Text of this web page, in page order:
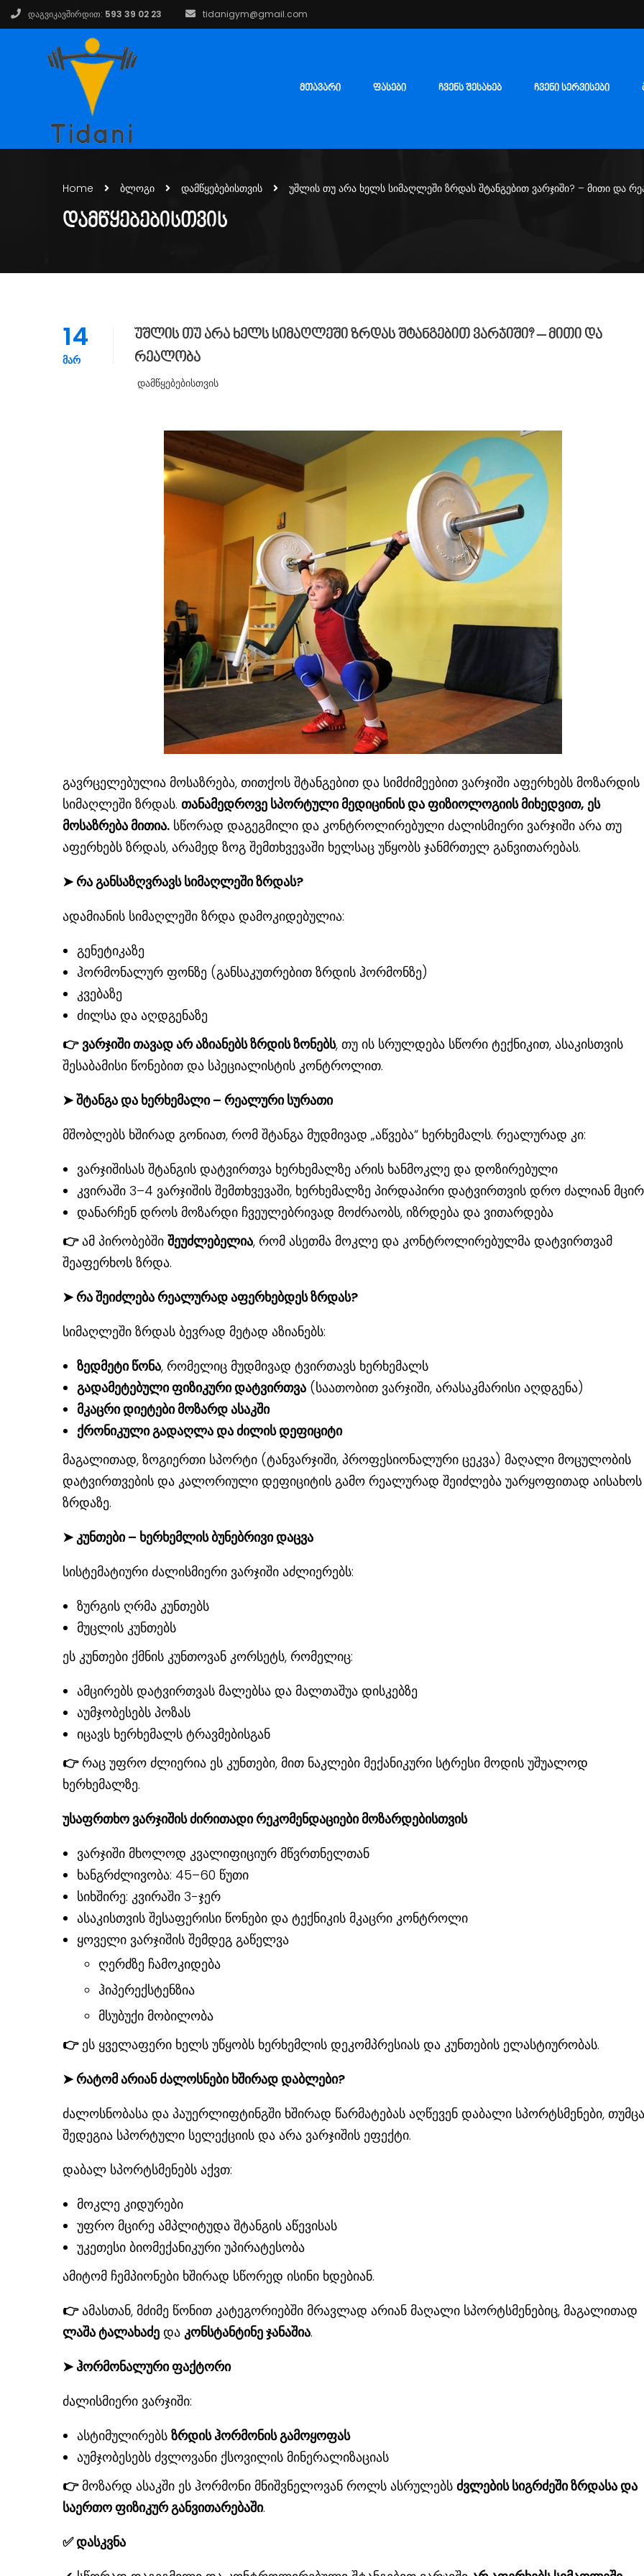
დაგვიკავშირდით: 593 39 02 23 tidanigym@gmail.com
ᲛᲗᲐᲕᲐᲠᲘ ᲤᲐᲡᲔᲑᲘ ᲩᲕᲔᲜᲡ ᲨᲔᲡᲐᲮᲔᲑ ᲩᲕᲔᲜᲘ ᲡᲔᲠᲕᲘᲡᲔᲑᲘ
Home ბლოგი დამწყებებისთვის უშლის თუ არა ხელს სიმაღლეში ზრდას შტანგებით ვარჯიში? – მითი და
ᲓᲐᲛᲬᲧᲔᲑᲔᲑᲘᲡᲗᲕᲘᲡ
14
ᲛᲐᲠ
უშლის თუ არა ხელს სიმაღლეში ზრდას შტანგებით ვარჯიში? – მითი და
რეალობა
Დამწყებებისთვის
გავრცელებულია მოსაზრება, თითქოს შტანგებით და სიმძიმეებით ვარჯიში აფერხებს მოზარდის
სიმაღლეში ზრდას. თანამედროვე სპორტული მედიცინის და ფიზიოლოგიის მიხედვით, ეს
მოსაზრება მითია. სწორად დაგეგმილი და კონტროლირებული ძალისმიერი ვარჯიში არა თუ
აფერხებს ზრდას, არამედ ზოგ შემთხვევაში ხელსაც უწყობს ჯანმრთელ განვითარებას.
➤ რა განსაზღვრავს სიმაღლეში ზრდას?
ადამიანის სიმაღლეში ზრდა დამოკიდებულია:
გენეტიკაზე
ჰორმონალურ ფონზე (განსაკუთრებით ზრდის ჰორმონზე)
კვებაზე
ძილსა და აღდგენაზე
👉 ვარჯიში თავად არ აზიანებს ზრდის ზონებს, თუ ის სრულდება სწორი ტექნიკით, ასაკისთვის
შესაბამისი წონებით და სპეციალისტის კონტროლით.
➤ შტანგა და ხერხემალი – რეალური სურათი
მშობლებს ხშირად გონიათ, რომ შტანგა მუდმივად „აწვება“ ხერხემალს. რეალურად კი:
ვარჯიშისას შტანგის დატვირთვა ხერხემალზე არის ხანმოკლე და დოზირებული
კვირაში 3–4 ვარჯიშის შემთხვევაში, ხერხემალზე პირდაპირი დატვირთვის დრო ძალიან
დანარჩენ დროს მოზარდი ჩვეულებრივად მოძრაობს, იზრდება და ვითარდება
👉ამ პირობებში შეუძლებელია, რომ ასეთმა მოკლე და კონტროლირებულმა დატვირთვამ
შეაფერხოს ზრდა.
➤ რა შეიძლება რეალურად აფერხებდეს ზრდას?
სიმაღლეში ზრდას ბევრად მეტად აზიანებს:
ზედმეტი წონა, რომელიც მუდმივად ტვირთავს ხერხემალს
გადამეტებული ფიზიკური დატვირთვა (საათობით ვარჯიში, არასაკმარისი აღდგენა)
მკაცრი დიეტები მოზარდ ასაკში
ქრონიკული გადაღლა და ძილის დეფიციტი
მაგალითად, ზოგიერთი სპორტი (ტანვარჯიში, პროფესიონალური ცეკვა) მაღალი მოცულობის
დატვირთვების და კალორიული დეფიციტის გამო რეალურად შეიძლება უარყოფითად აისახოს
ზრდაზე.
➤ კუნთები – ხერხემლის ბუნებრივი დაცვა
სისტემატიური ძალისმიერი ვარჯიში აძლიერებს:
ზურგის ღრმა კუნთებს
მუცლის კუნთებს
ეს კუნთები ქმნის კუნთოვან კორსეტს, რომელიც:
ამცირებს დატვირთვას მალებსა და მალთაშუა დისკებზე
აუმჯობესებს პოზას
იცავს ხერხემალს ტრავმებისგან
👉რაც უფრო ძლიერია ეს კუნთები, მით ნაკლები მექანიკური სტრესი მოდის უშუალოდ
ხერხემალზე.
უსაფრთხო ვარჯიშის ძირითადი რეკომენდაციები მოზარდებისთვის
ვარჯიში მხოლოდ კვალიფიციურ მწვრთნელთან
ხანგრძლივობა: 45–60 წუთი
სიხშირე: კვირაში 3-ჯერ
ასაკისთვის შესაფერისი წონები და ტექნიკის მკაცრი კონტროლი
ყოველი ვარჯიშის შემდეგ გაწელვა
ღერძზე ჩამოკიდება
ჰიპერექსტენზია
მსუბუქი მობილობა
👉ეს ყველაფერი ხელს უწყობს ხერხემლის დეკომპრესიას და კუნთების ელასტიურობას.
➤ რატომ არიან ძალოსნები ხშირად დაბლები?
ძალოსნობასა და პაუერლიფტინგში ხშირად წარმატებას აღწევენ დაბალი სპორტსმენები,
შედეგია სპორტული სელექციის და არა ვარჯიშის ეფექტი.
დაბალ სპორტსმენებს აქვთ:
მოკლე კიდურები
უფრო მცირე ამპლიტუდა შტანგის აწევისას
უკეთესი ბიომექანიკური უპირატესობა
ამიტომ ჩემპიონები ხშირად სწორედ ისინი ხდებიან.
👉ამასთან, მძიმე წონით კატეგორიებში მრავლად არიან მაღალი სპორტსმენებიც, მაგალითად
ლაშა ტალახაძე და კონსტანტინე ჯანაშია.
➤ ჰორმონალური ფაქტორი
ძალისმიერი ვარჯიში:
ასტიმულირებს ზრდის ჰორმონის გამოყოფას
აუმჯობესებს ძვლოვანი ქსოვილის მინერალიზაციას
👉მოზარდ ასაკში ეს ჰორმონი მნიშვნელოვან როლს ასრულებს ძვლების სიგრძეში ზრდასა და
საერთო ფიზიკურ განვითარებაში.
✅ დასკვნა